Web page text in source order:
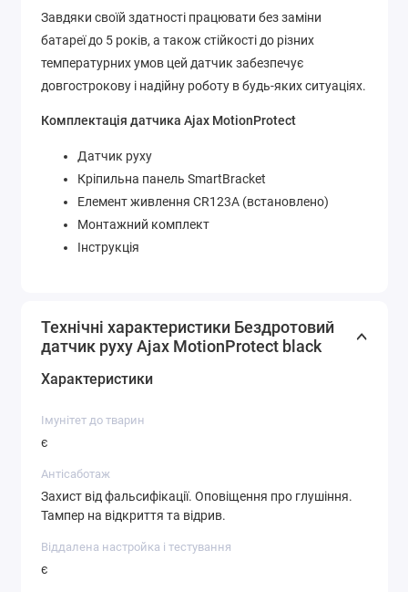
Завдяки своїй здатності працювати без заміни
батареї до 5 років, а також стійкості до різних
температурних умов цей датчик забезпечує
довгострокову і надійну роботу в будь-яких ситуаціях.
Комплектація датчика Ajax MotionProtect
Датчик руху
Кріпильна панель SmartBracket
Елемент живлення CR123A (встановлено)
Монтажний комплект
Інструкція
Технічні характеристики Бездротовий
датчик руху Ajax MotionProtect black
Характеристики
Імунітет до тварин
є
Антісаботаж
Захист від фальсифікації. Оповіщення про глушіння.
Тампер на відкриття та відрив.
Віддалена настройка і тестування
є